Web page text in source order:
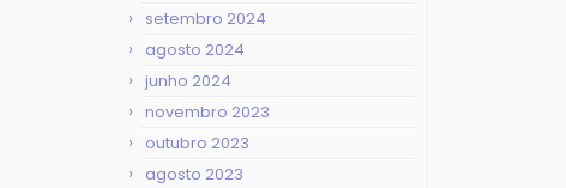
setembro 2024
agosto 2024
junho 2024
novembro 2023
outubro 2023
agosto 2023